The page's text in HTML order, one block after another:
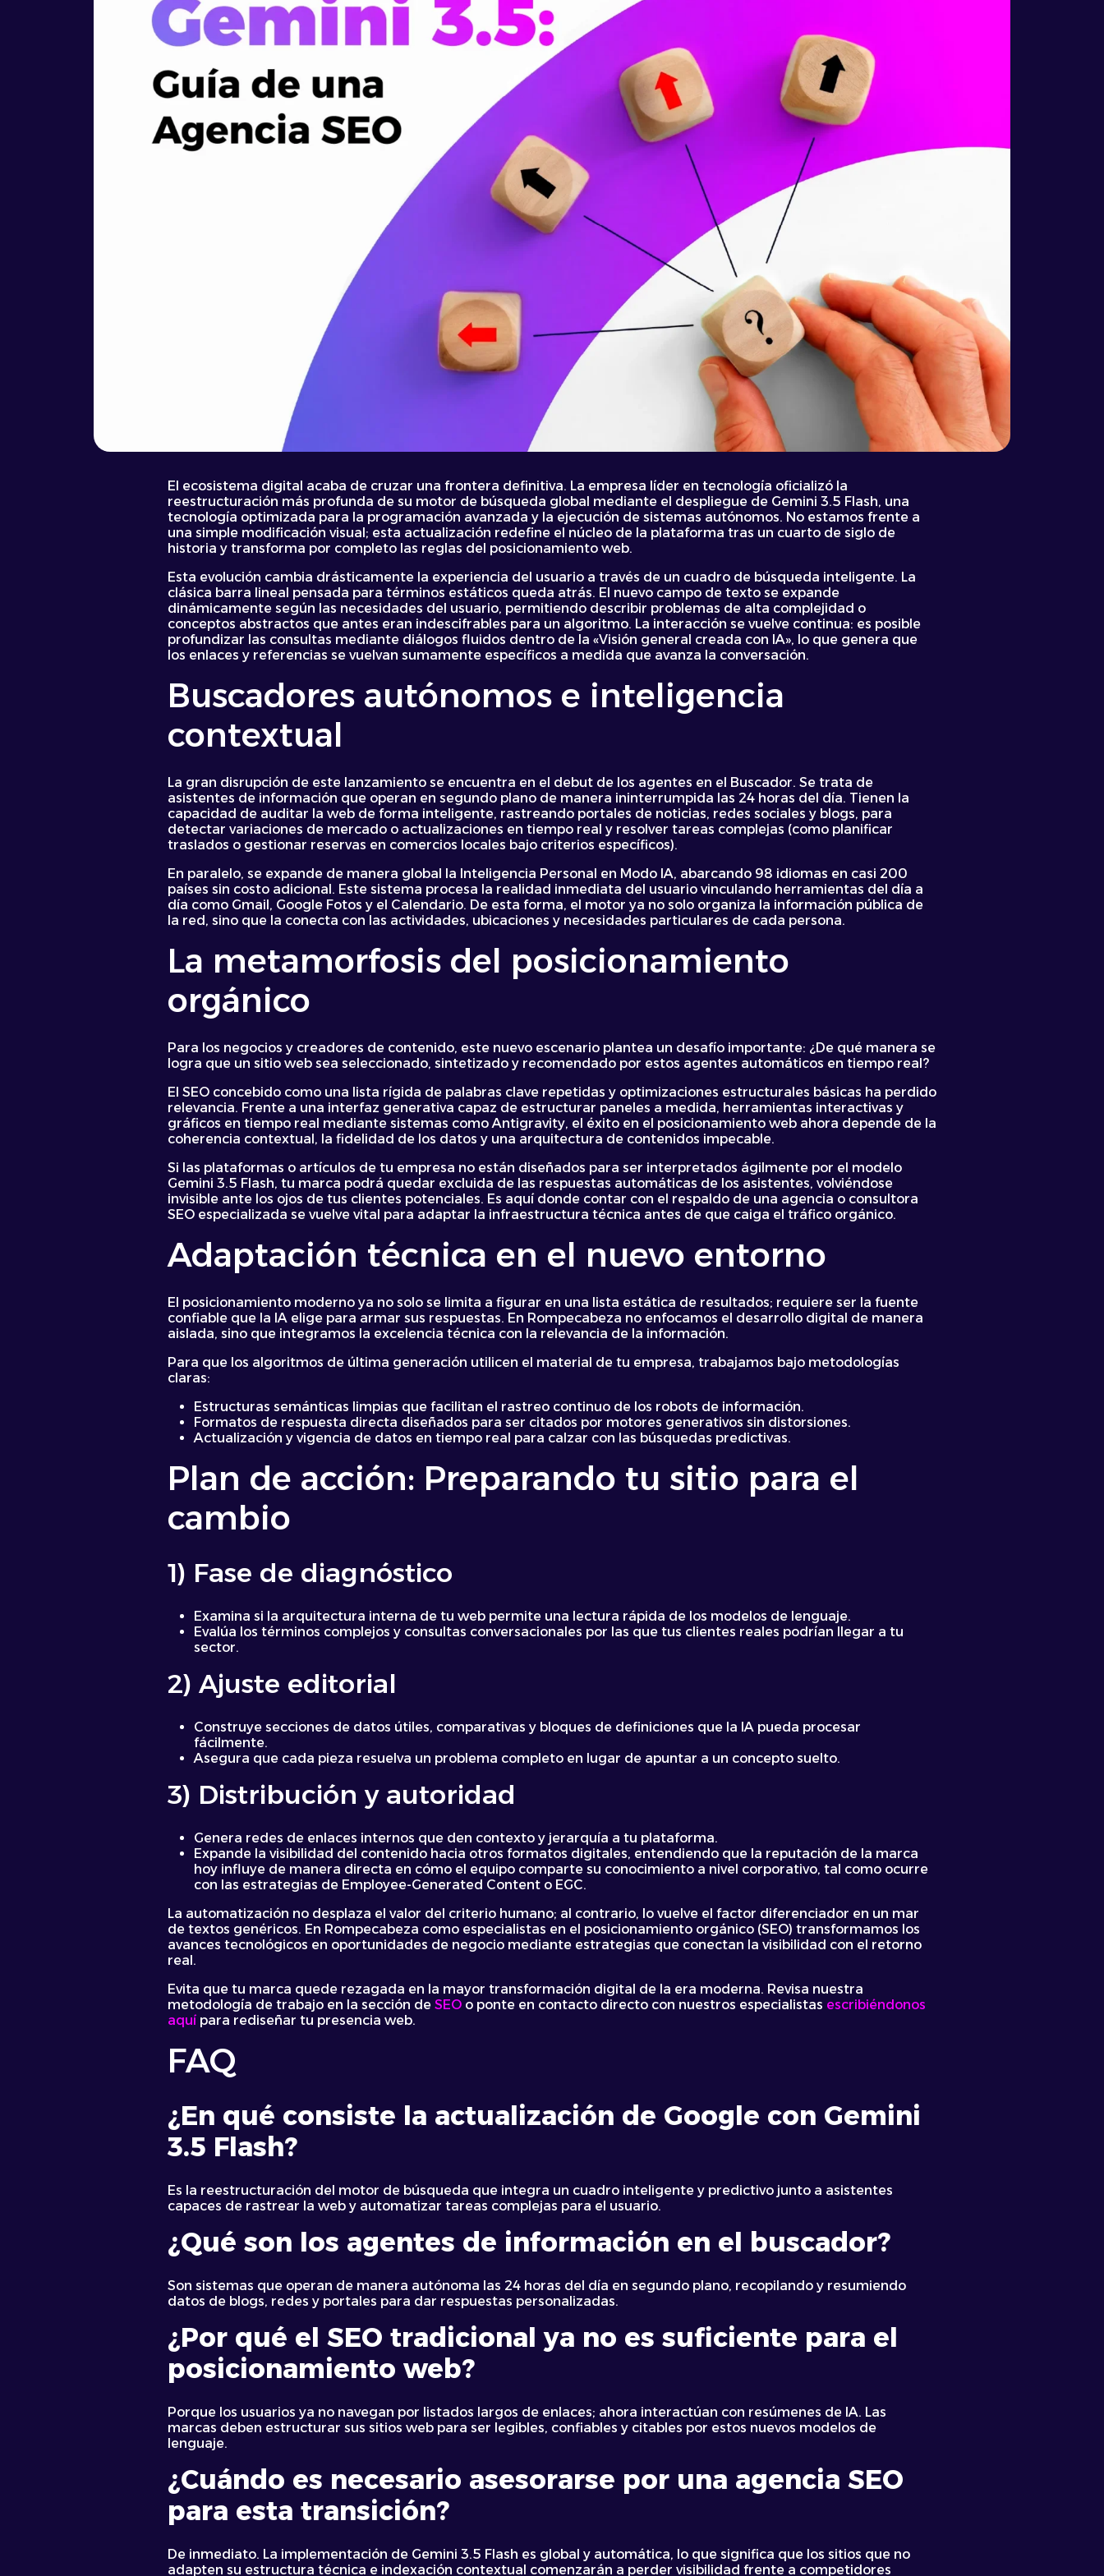
El ecosistema digital acaba de cruzar una frontera definitiva. La empresa líder en tecnología oficializó la
reestructuración más profunda de su motor de búsqueda global mediante el despliegue de Gemini 3.5 Flash, una
tecnología optimizada para la programación avanzada y la ejecución de sistemas autónomos. No estamos frente a
una simple modificación visual; esta actualización redefine el núcleo de la plataforma tras un cuarto de siglo de
historia y transforma por completo las reglas del posicionamiento web.
Esta evolución cambia drásticamente la experiencia del usuario a través de un cuadro de búsqueda inteligente. La
clásica barra lineal pensada para términos estáticos queda atrás. El nuevo campo de texto se expande
dinámicamente según las necesidades del usuario, permitiendo describir problemas de alta complejidad o
conceptos abstractos que antes eran indescifrables para un algoritmo. La interacción se vuelve continua: es posible
profundizar las consultas mediante diálogos fluidos dentro de la «Visión general creada con IA», lo que genera que
los enlaces y referencias se vuelvan sumamente específicos a medida que avanza la conversación.
Buscadores autónomos e inteligencia
contextual
La gran disrupción de este lanzamiento se encuentra en el debut de los agentes en el Buscador. Se trata de
asistentes de información que operan en segundo plano de manera ininterrumpida las 24 horas del día. Tienen la
capacidad de auditar la web de forma inteligente, rastreando portales de noticias, redes sociales y blogs, para
detectar variaciones de mercado o actualizaciones en tiempo real y resolver tareas complejas (como planificar
traslados o gestionar reservas en comercios locales bajo criterios específicos).
En paralelo, se expande de manera global la Inteligencia Personal en Modo IA, abarcando 98 idiomas en casi 200
países sin costo adicional. Este sistema procesa la realidad inmediata del usuario vinculando herramientas del día a
día como Gmail, Google Fotos y el Calendario. De esta forma, el motor ya no solo organiza la información pública de
la red, sino que la conecta con las actividades, ubicaciones y necesidades particulares de cada persona.
La metamorfosis del posicionamiento
orgánico
Para los negocios y creadores de contenido, este nuevo escenario plantea un desafío importante: ¿De qué manera se
logra que un sitio web sea seleccionado, sintetizado y recomendado por estos agentes automáticos en tiempo real?
El SEO concebido como una lista rígida de palabras clave repetidas y optimizaciones estructurales básicas ha perdido
relevancia. Frente a una interfaz generativa capaz de estructurar paneles a medida, herramientas interactivas y
gráficos en tiempo real mediante sistemas como Antigravity, el éxito en el posicionamiento web ahora depende de la
coherencia contextual, la fidelidad de los datos y una arquitectura de contenidos impecable.
Si las plataformas o artículos de tu empresa no están diseñados para ser interpretados ágilmente por el modelo
Gemini 3.5 Flash, tu marca podrá quedar excluida de las respuestas automáticas de los asistentes, volviéndose
invisible ante los ojos de tus clientes potenciales. Es aquí donde contar con el respaldo de una agencia o consultora
SEO especializada se vuelve vital para adaptar la infraestructura técnica antes de que caiga el tráfico orgánico.
Adaptación técnica en el nuevo entorno
El posicionamiento moderno ya no solo se limita a figurar en una lista estática de resultados; requiere ser la fuente
confiable que la IA elige para armar sus respuestas. En Rompecabeza no enfocamos el desarrollo digital de manera
aislada, sino que integramos la excelencia técnica con la relevancia de la información.
Para que los algoritmos de última generación utilicen el material de tu empresa, trabajamos bajo metodologías
claras:
Estructuras semánticas limpias que facilitan el rastreo continuo de los robots de información.
Formatos de respuesta directa diseñados para ser citados por motores generativos sin distorsiones.
Actualización y vigencia de datos en tiempo real para calzar con las búsquedas predictivas.
Plan de acción: Preparando tu sitio para el
cambio
1) Fase de diagnóstico
Examina si la arquitectura interna de tu web permite una lectura rápida de los modelos de lenguaje.
Evalúa los términos complejos y consultas conversacionales por las que tus clientes reales podrían llegar a tu
sector.
2) Ajuste editorial
Construye secciones de datos útiles, comparativas y bloques de definiciones que la IA pueda procesar
fácilmente.
Asegura que cada pieza resuelva un problema completo en lugar de apuntar a un concepto suelto.
3) Distribución y autoridad
Genera redes de enlaces internos que den contexto y jerarquía a tu plataforma.
Expande la visibilidad del contenido hacia otros formatos digitales, entendiendo que la reputación de la marca
hoy influye de manera directa en cómo el equipo comparte su conocimiento a nivel corporativo, tal como ocurre
con las estrategias de Employee-Generated Content o EGC.
La automatización no desplaza el valor del criterio humano; al contrario, lo vuelve el factor diferenciador en un mar
de textos genéricos. En Rompecabeza como especialistas en el posicionamiento orgánico (SEO) transformamos los
avances tecnológicos en oportunidades de negocio mediante estrategias que conectan la visibilidad con el retorno
real.
Evita que tu marca quede rezagada en la mayor transformación digital de la era moderna. Revisa nuestra
metodología de trabajo en la sección de SEO o ponte en contacto directo con nuestros especialistas escribiéndonos
aquípara rediseñar tu presencia web.
FAQ
¿En qué consiste la actualización de Google con Gemini
3.5 Flash?
Es la reestructuración del motor de búsqueda que integra un cuadro inteligente y predictivo junto a asistentes
capaces de rastrear la web y automatizar tareas complejas para el usuario.
¿Qué son los agentes de información en el buscador?
Son sistemas que operan de manera autónoma las 24 horas del día en segundo plano, recopilando y resumiendo
datos de blogs, redes y portales para dar respuestas personalizadas.
¿Por qué el SEO tradicional ya no es suficiente para el
posicionamiento web?
Porque los usuarios ya no navegan por listados largos de enlaces; ahora interactúan con resúmenes de IA. Las
marcas deben estructurar sus sitios web para ser legibles, confiables y citables por estos nuevos modelos de
lenguaje.
¿Cuándo es necesario asesorarse por una agencia SEO
para esta transición?
De inmediato. La implementación de Gemini 3.5 Flash es global y automática, lo que significa que los sitios que no
adapten su estructura técnica e indexación contextual comenzarán a perder visibilidad frente a competidores